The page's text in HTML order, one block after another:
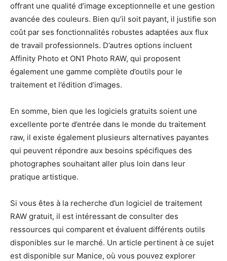
offrant une qualité d’image exceptionnelle et une gestion
avancée des couleurs. Bien qu’il soit payant, il justifie son
coût par ses fonctionnalités robustes adaptées aux flux
de travail professionnels. D’autres options incluent
Affinity Photo et ON1 Photo RAW, qui proposent
également une gamme complète d’outils pour le
traitement et l’édition d’images.
En somme, bien que les logiciels gratuits soient une
excellente porte d’entrée dans le monde du traitement
raw, il existe également plusieurs alternatives payantes
qui peuvent répondre aux besoins spécifiques des
photographes souhaitant aller plus loin dans leur
pratique artistique.
Si vous êtes à la recherche d’un logiciel de traitement
RAW gratuit, il est intéressant de consulter des
ressources qui comparent et évaluent différents outils
disponibles sur le marché. Un article pertinent à ce sujet
est disponible sur Manice, où vous pouvez explorer